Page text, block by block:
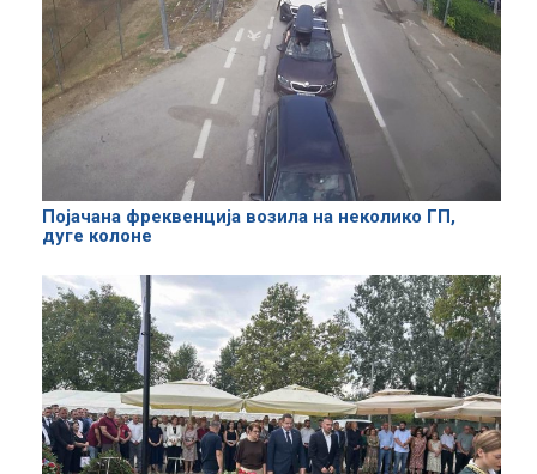
Појачана фреквенција возила на неколико ГП,
дуге колоне